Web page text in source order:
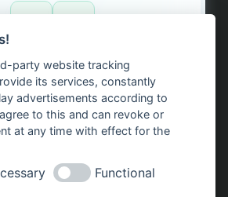
– regional, nachhaltig, transparent.
party website tracking
its services, constantly
advertisements according to
to this and can revoke or
at any time with effect for the
Functional